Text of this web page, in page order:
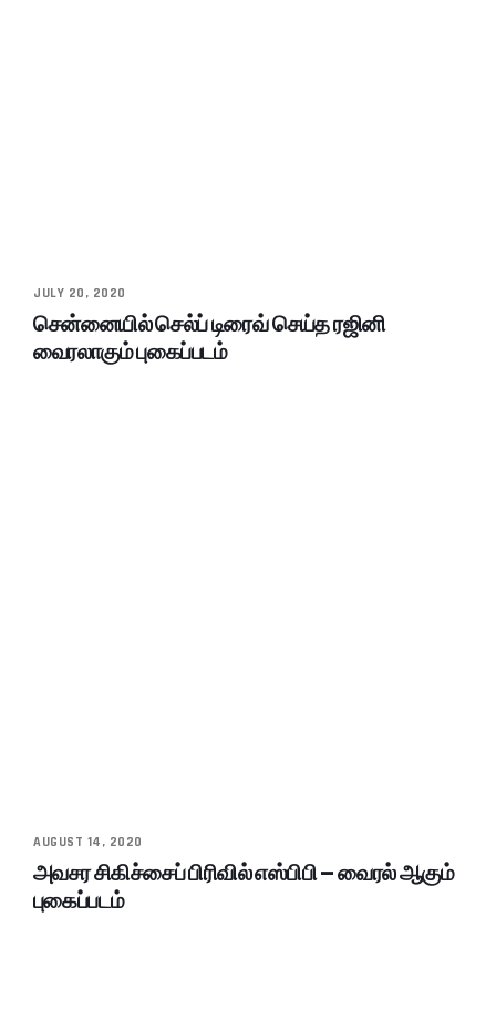
JULY 20, 2020
சென்னையில் செல்ப் டிரைவ் செய்த ரஜினி
வைரலாகும் புகைப்படம்
AUGUST 14, 2020
அவசர சிகிச்சைப் பிரிவில் எஸ்பிபி – வைரல் ஆகும்
புகைப்படம்